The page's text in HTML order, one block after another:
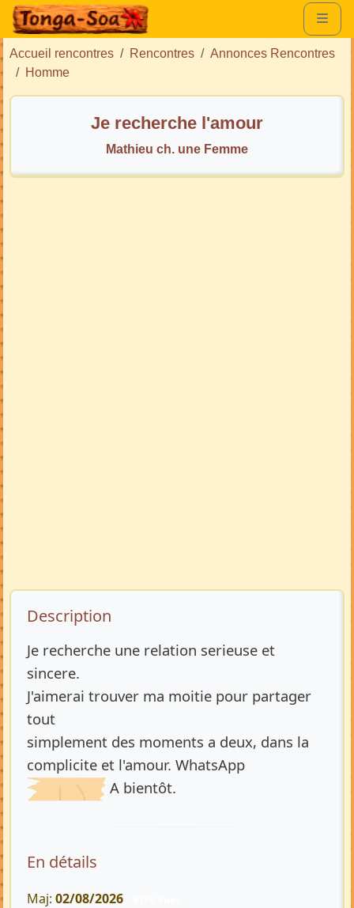
Accueil rencontres Rencontres
Annonces Rencontres
Homme
Je recherche l'amour
Mathieu ch. une Femme
Description de l’annonce
Description
Je recherche une relation serieuse et
sincere.
J'aimerai trouver ma moitie pour partager
tout
simplement des moments a deux, dans la
complicite et l'amour. WhatsApp
A bientôt.
En détails
Maj: 02/08/2026